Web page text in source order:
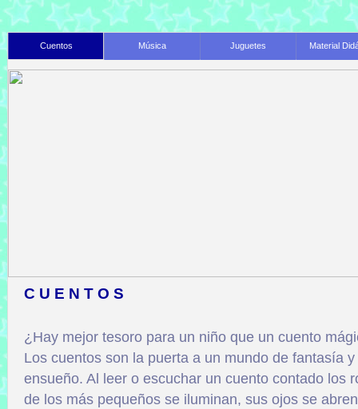
Cuentos Música Juguetes Material
CUENTOS
¿Hay mejor tesoro para un niño que un cuento
Los cuentos son la puerta a un mundo de fantasía y
ensueño. Al leer o escuchar un cuento contado los
de los más pequeños se iluminan, sus ojos se